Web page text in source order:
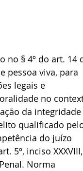
no § 4º do art. 14
pessoa viva, para
legais e
no
da integridade
qualificado
do juízo
5º, inciso XXXVIII,
Norma